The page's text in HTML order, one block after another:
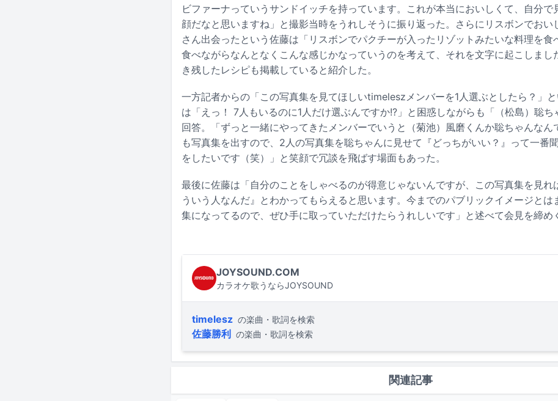
ビファーナっていうサンドイッチを持っています。これが本当においしくて、自分で
顔だなと思いますね」と撮影当時をうれしそうに振り返った。さらにリスボンでおい
さん出会ったという佐藤は「リスボンでパクチーが入ったリゾットみたいな料理を食
食べながらなんとなくこんな感じかなっていうのを考えて、それを文字に起こしまし
き残したレシピも掲載していると紹介した。
一方記者からの「この写真集を見てほしいtimeleszメンバーを1人選ぶとしたら？」
は「えっ！ 7人もいるのに1人だけ選ぶんですか!?」と困惑しながらも「（松島）聡ち
回答。「ずっと一緒にやってきたメンバーでいうと（菊池）風磨くんか聡ちゃんなん
も写真集を出すので、2人の写真集を聡ちゃんに見せて『どっちがいい？』って一番
をしたいです（笑）」と笑顔で冗談を飛ばす場面もあった。
最後に佐藤は「自分のことをしゃべるのが得意じゃないんですが、この写真集を見れ
ういう人なんだ』とわかってもらえると思います。今までのパブリックイメージとは
集になってるので、ぜひ手に取っていただけたらうれしいです」と述べて会見を締め
JOYSOUND.COM
カラオケ歌うならJOYSOUND
timelesz の楽曲・歌詞を検索
佐藤勝利 の楽曲・歌詞を検索
関連記事